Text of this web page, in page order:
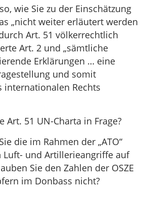
wie Sie zu der Einschätzung
„nicht weiter erläutert werden
Art. 51 völkerrechtlich
Art. 2 und „sämtliche
Erklärungen … eine
und somit
internationalen Rechts
Art. 51 UN-Charta in Frage?
die im Rahmen der „ATO“
und Artillerieangriffe auf
Sie den Zahlen der OSZE
im Donbass nicht?